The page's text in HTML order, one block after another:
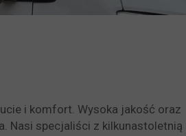
i komfort. Wysoka jakość oraz
Nasi specjaliści z kilkunastoletnią